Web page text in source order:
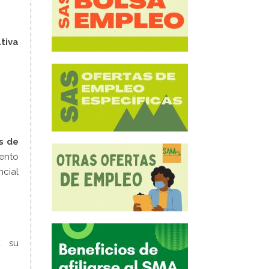
de
su